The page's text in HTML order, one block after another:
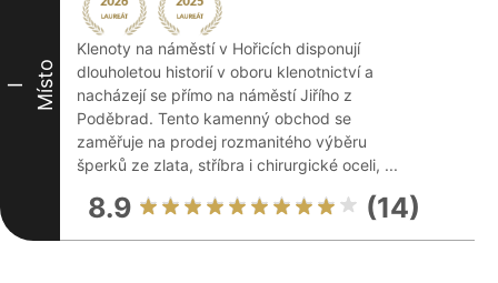
I Místo
Klenoty na náměstí v Hořicích disponují
dlouholetou historií v oboru klenotnictví a
nacházejí se přímo na náměstí Jiřího z
Poděbrad. Tento kamenný obchod se
zaměřuje na prodej rozmanitého výběru
šperků ze zlata, stříbra i chirurgické oceli, ...
8.9 (14)